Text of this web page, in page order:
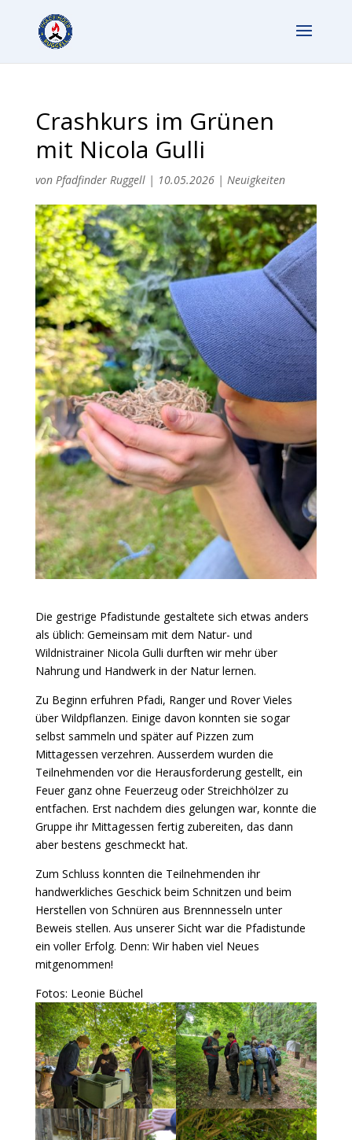
Crashkurs im Grünen
mit Nicola Gulli
von Pfadfinder Ruggell| 10.05.2026| Neuigkeiten
Die gestrige Pfadistunde gestaltete sich etwas anders
als üblich: Gemeinsam mit dem Natur- und
Wildnistrainer Nicola Gulli durften wir mehr über
Nahrung und Handwerk in der Natur lernen.
Zu Beginn erfuhren Pfadi, Ranger und Rover Vieles
über Wildpflanzen. Einige davon konnten sie sogar
selbst sammeln und später auf Pizzen zum
Mittagessen verzehren. Ausserdem wurden die
Teilnehmenden vor die Herausforderung gestellt, ein
Feuer ganz ohne Feuerzeug oder Streichhölzer zu
entfachen. Erst nachdem dies gelungen war, konnte die
Gruppe ihr Mittagessen fertig zubereiten, das dann
aber bestens geschmeckt hat.
Zum Schluss konnten die Teilnehmenden ihr
handwerkliches Geschick beim Schnitzen und beim
Herstellen von Schnüren aus Brennnesseln unter
Beweis stellen. Aus unserer Sicht war die Pfadistunde
ein voller Erfolg. Denn: Wir haben viel Neues
mitgenommen!
Fotos: Leonie Büchel